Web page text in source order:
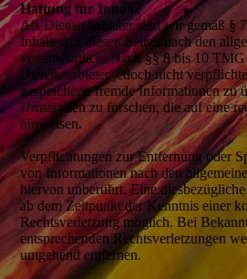
Haftung für Inhalte
Als Diensteanbieter sind wir gemäß §
Inhalte auf diesen Seiten nach den
verantwortlich. Nach §§ 8 bis 10
Diensteanbieter jedoch nicht
gespeicherte fremde Informationen zu
Umständen zu forschen, die auf eine
hinweisen.
Verpflichtungen zur Entfernung oder
von Informationen nach den
hiervon unberührt. Eine
ab dem Zeitpunkt der Kenntnis einer
Rechtsverletzung möglich. Bei
entsprechenden Rechtsverletzungen
umgehend entfernen.